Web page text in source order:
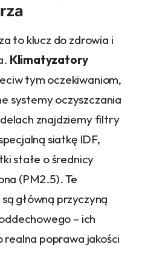
to klucz do zdrowia i
Klimatyzatory
tym oczekiwaniom,
systemy oczyszczania
znajdziemy filtry
siatkę IDF,
stałe o średnicy
(PM2.5). Te
główną przyczyną
– ich
poprawa jakości